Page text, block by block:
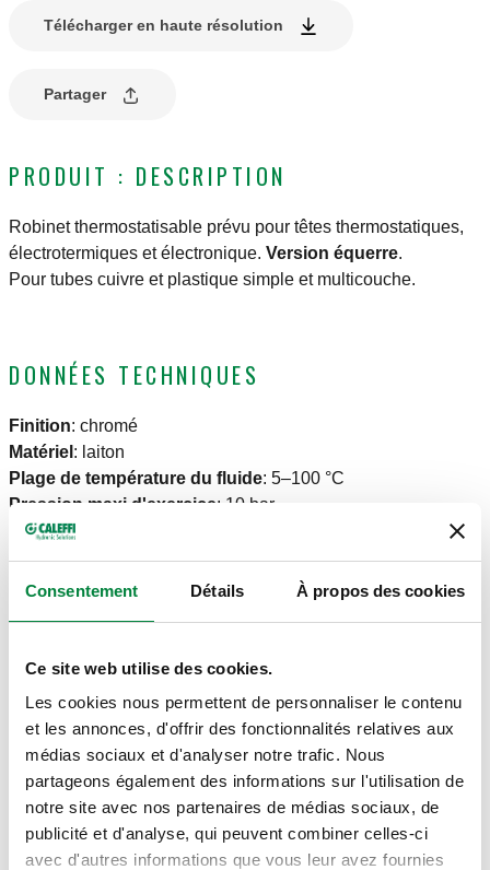
Consentement Détails À propos des cookies
Ce site web utilise des cookies.
Les cookies nous permettent de personnaliser le contenu
et les annonces, d'offrir des fonctionnalités relatives aux
médias sociaux et d'analyser notre trafic. Nous
partageons également des informations sur l'utilisation de
notre site avec nos partenaires de médias sociaux, de
publicité et d'analyse, qui peuvent combiner celles-ci
avec d'autres informations que vous leur avez fournies
Télécharger en haute résolution
Partager
PRODUIT : DESCRIPTION
Robinet thermostatisable prévu pour têtes thermostatiques,
électrotermiques et électronique. Version équerre.
Pour tubes cuivre et plastique simple et multicouche.
DONNÉES TECHNIQUES
Finition: chromé
Matériel : laiton
Plage de température du fluide: 5–100 °C
Pression maxi d'exercice: 10 bar
DESSINS ET SPÉCIFICATIONS
article
Raccord radiateur Raccord tuyauterie
338302
G 3/8" A (ISO 228-
entrée,
raccordement
équerre
23 p. 1,5
sortie,
raccordement
équerre
2,22
m³/h